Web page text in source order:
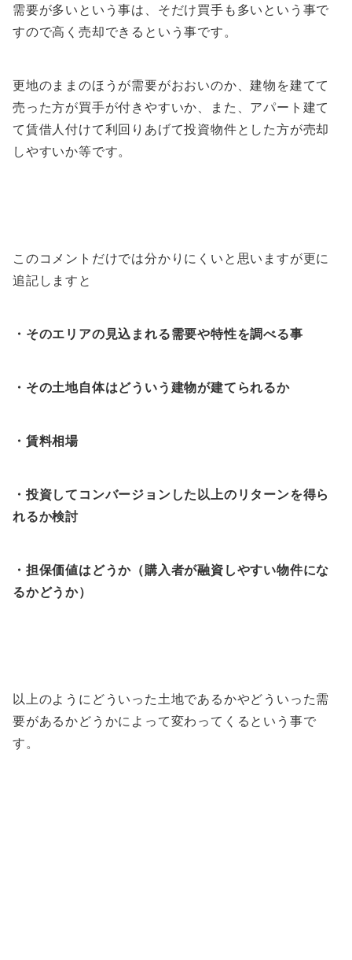
需要が多いという事は 、 そだけ買手も多いという事で
すので高く売却できるという事です。
更地のままのほうが需要がおおいのか、建物を建てて
売った方が買手が付きやすいか、また、アパート建て
て賃借人付けて利回りあげて投資物件とした方が売却
しやすいか等です。
このコメントだけでは分かりにくい と思いますが更に
追記しますと
・そのエリアの見込まれる需要や特性を調べる事
・その土地自体はどういう建物が建てられるか
・賃料相場
・投資してコンバージョンした以上のリターンを得ら
れるか検討
・担保価値はどうか（購入者が融資しやすい物件にな
るかどうか）
以上のようにどういった土地であるかやどういった需
要があるかどうかによって変わって くるという事で
す。